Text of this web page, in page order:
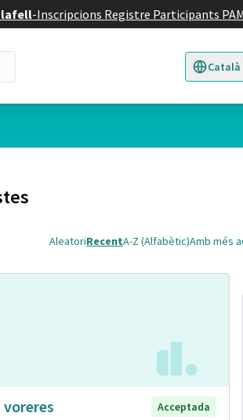
-Inscripcions Registre Participants PAM
Català
Triar la
d'usuari
AleatoriRecentA-Z (Alfabètic)Amb més
voreres Acceptada